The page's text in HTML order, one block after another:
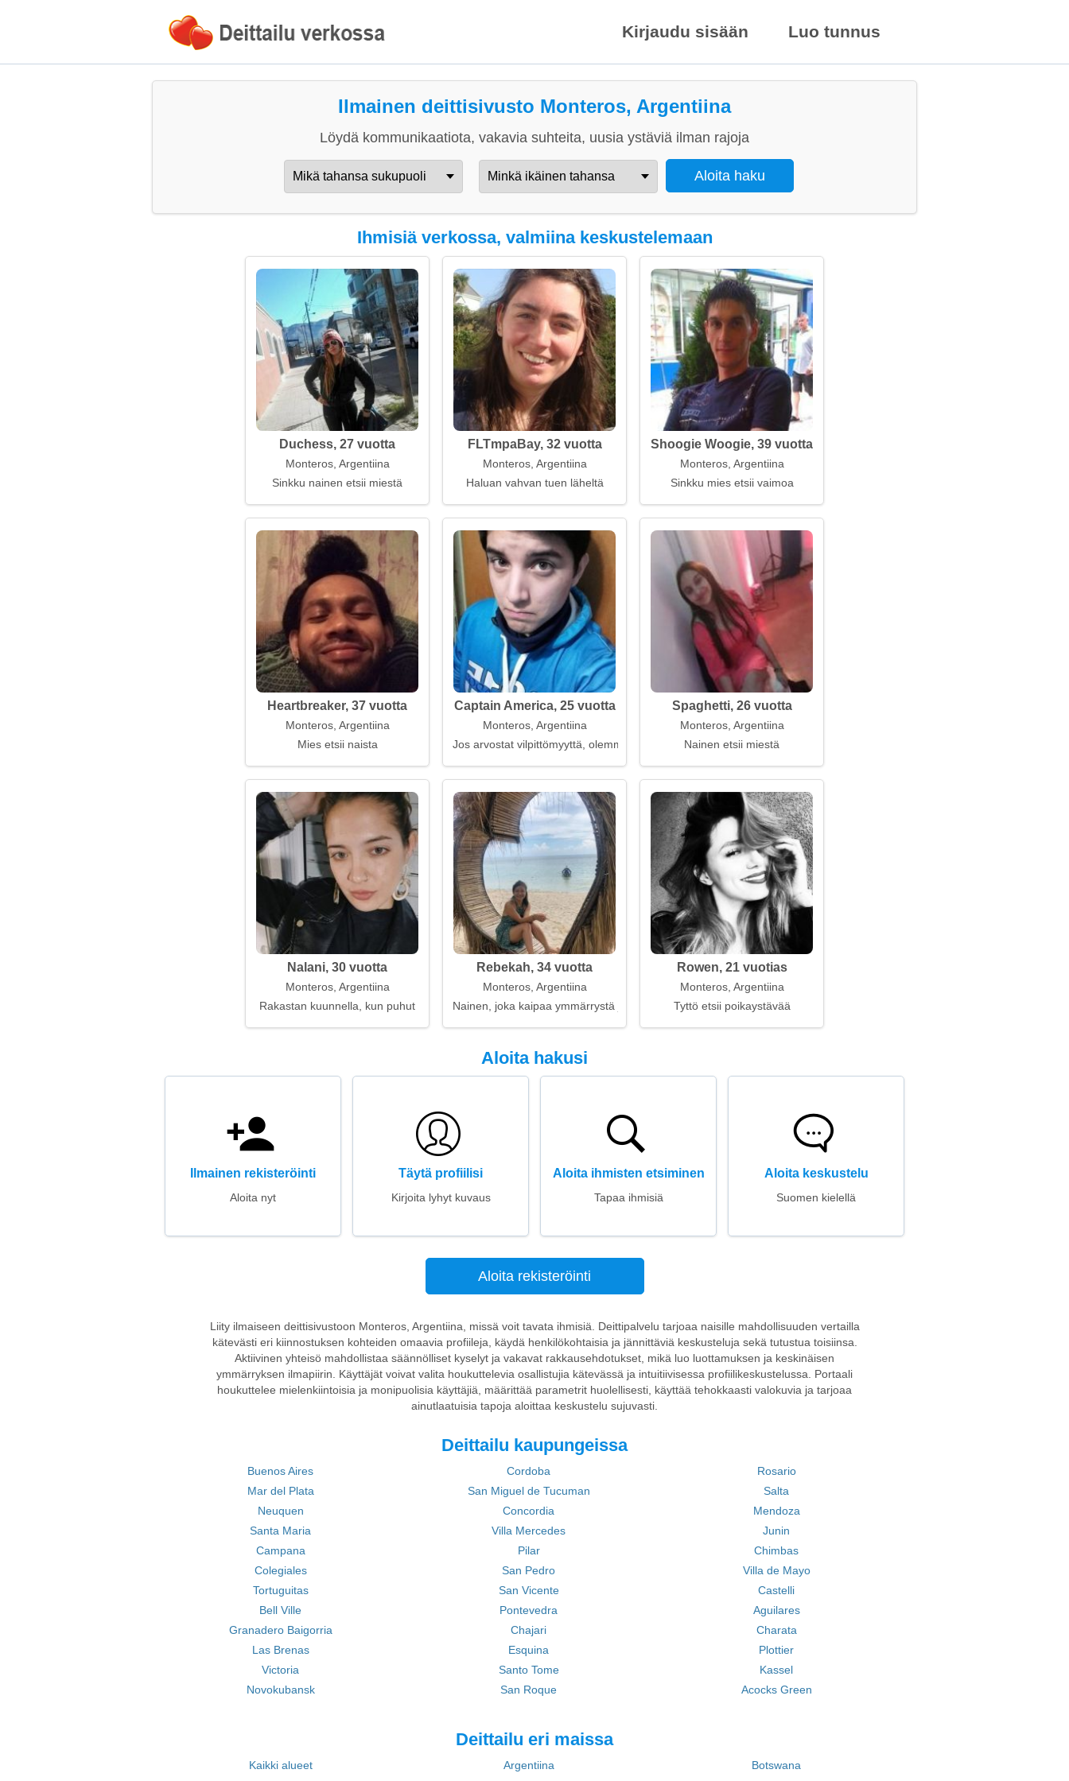
Kirjaudu sisään Luo tunnus
Ilmainen deittisivusto Monteros, Argentiina
Löydä kommunikaatiota, vakavia suhteita, uusia ystäviä ilman rajoja
Ihmisiä verkossa, valmiina keskustelemaan
Duchess, 27 vuotta
Monteros, Argentiina
Sinkku nainen etsii miestä
FLTmpaBay, 32 vuotta
Monteros, Argentiina
Haluan vahvan tuen läheltä
Shoogie Woogie, 39 vuotta
Monteros, Argentiina
Sinkku mies etsii vaimoa
Heartbreaker, 37 vuotta
Monteros, Argentiina
Mies etsii naista
Captain America, 25 vuotta
Monteros, Argentiina
Jos arvostat vilpittömyyttä, olemme jo lähellä
Spaghetti, 26 vuotta
Monteros, Argentiina
Nainen etsii miestä
Nalani, 30 vuotta
Monteros, Argentiina
Rakastan kuunnella, kun puhut
Rebekah, 34 vuotta
Monteros, Argentiina
Nainen, joka kaipaa ymmärrystä ja lämpöä
Rowen, 21 vuotias
Monteros, Argentiina
Tyttö etsii poikaystävää
Aloita hakusi
Ilmainen rekisteröinti
Aloita nyt
Täytä profiilisi
Kirjoita lyhyt kuvaus
Aloita ihmisten etsiminen
Tapaa ihmisiä
Aloita keskustelu
Suomen kielellä
Aloita rekisteröinti
Liity ilmaiseen deittisivustoon Monteros, Argentiina, missä voit tavata ihmisiä. Deittipalvelu tarjoaa naisille mahdollisuuden vertailla
kätevästi eri kiinnostuksen kohteiden omaavia profiileja, käydä henkilökohtaisia ja jännittäviä keskusteluja sekä tutustua toisiinsa.
Aktiivinen yhteisö mahdollistaa säännölliset kyselyt ja vakavat rakkausehdotukset, mikä luo luottamuksen ja keskinäisen
ymmärryksen ilmapiirin. Käyttäjät voivat valita houkuttelevia osallistujia kätevässä ja intuitiivisessa profiilikeskustelussa. Portaali
houkuttelee mielenkiintoisia ja monipuolisia käyttäjiä, määrittää parametrit huolellisesti, käyttää tehokkaasti valokuvia ja tarjoaa
ainutlaatuisia tapoja aloittaa keskustelu sujuvasti.
Deittailu kaupungeissa
Buenos Aires Cordoba
Rosario
Mar del Plata
San Miguel de Tucuman
Salta
Neuquen
Concordia
Mendoza
Santa Maria
Villa Mercedes
Junin
Campana
Pilar
Chimbas
Colegiales
San Pedro
Villa de Mayo
Tortuguitas
San Vicente
Castelli
Bell Ville
Pontevedra
Aguilares
Granadero Baigorria
Chajari
Charata
Las Brenas
Esquina
Plottier
Victoria
Santo Tome
Kassel
Novokubansk
San Roque Acocks Green
Deittailu eri maissa
Kaikki alueet Argentiina
Botswana